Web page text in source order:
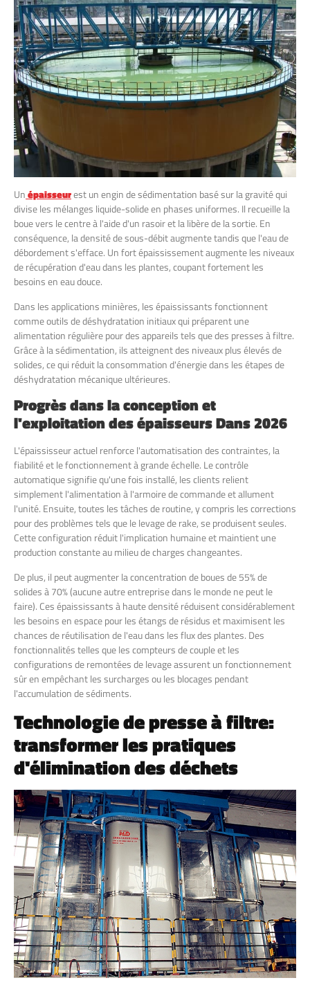
Unépaisseurest un engin de sédimentation basé sur la gravité qui
divise les mélanges liquide-solide en phases uniformes. Il recueille la
boue vers le centre à l'aide d'un rasoir et la libère de la sortie. En
conséquence, la densité de sous-débit augmente tandis que l'eau de
débordement s'efface. Un fort épaississement augmente les niveaux
de récupération d'eau dans les plantes, coupant fortement les
besoins en eau douce.
Dans les applications minières, les épaississants fonctionnent
comme outils de déshydratation initiaux qui préparent une
alimentation régulière pour des appareils tels que des presses à filtre.
Grâce à la sédimentation, ils atteignent des niveaux plus élevés de
solides, ce qui réduit la consommation d'énergie dans les étapes de
déshydratation mécanique ultérieures.
Progrès dans la conception et
l'exploitation des épaisseursDans2026
L'épaississeur actuel renforce l'automatisation des contraintes, la
fiabilité et le fonctionnement à grande échelle. Le contrôle
automatique signifie qu'une fois installé, les clients relient
simplement l'alimentation à l'armoire de commande et allument
l'unité. Ensuite, toutes les tâches de routine, y compris les corrections
pour des problèmes tels que le levage de rake, se produisent seules.
Cette configuration réduit l'implication humaine et maintient une
production constante au milieu de charges changeantes.
De plus, il peut augmenter la concentration de boues de 55% de
solides à 70% (aucune autre entreprise dans le monde ne peut le
faire). Ces épaississants à haute densité réduisent considérablement
les besoins en espace pour les étangs de résidus et maximisent les
chances de réutilisation de l'eau dans les flux des plantes. Des
fonctionnalités telles que les compteurs de couple et les
configurations de remontées de levage assurent un fonctionnement
sûr en empêchant les surcharges ou les blocages pendant
l'accumulation de sédiments.
Technologie de presse à filtre:
transformer les pratiques
d'élimination des déchets